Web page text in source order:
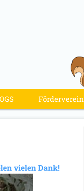
OGS Förderverein
vielen Dank!